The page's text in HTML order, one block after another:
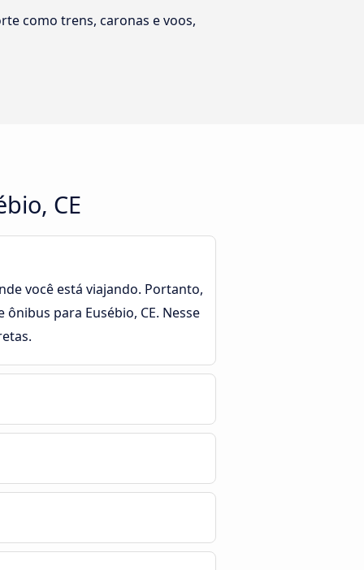
como trens, caronas e voos,
CE
você está viajando. Portanto,
para Eusébio, CE. Nesse